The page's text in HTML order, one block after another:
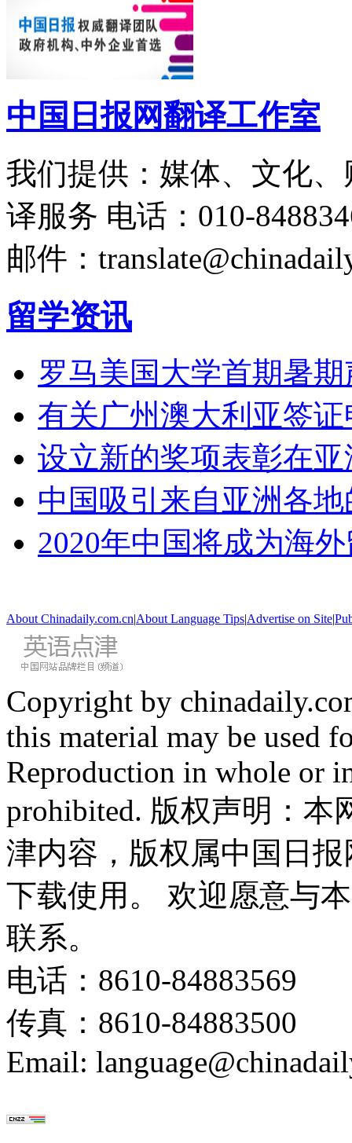
中国日报网翻译工作室
我们提供：媒体、文化
译服务 电话：010-
邮件：
留学资讯
罗马美国大学首期暑
有关广州澳大利亚签
设立新的奖项表彰在
中国吸引来自亚洲各
2020年中国将成为海
About Chinadaily.com.cn|About Language Tips|Advertise on Site|
Copyright by
this material may be used
Reproduction in whole or
prohibited. 版权声明：
津内容，版权属中国日
下载使用。 欢迎愿意与
联系。
电话：8610-84883569
传真：8610-84883500
Email: